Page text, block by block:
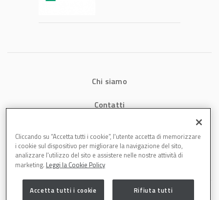
Chi siamo
Contatti
Cookies
Cliccando su “Accetta tutti i cookie”, l'utente accetta di memorizzare
i cookie sul dispositivo per migliorare la navigazione del sito,
analizzare l'utilizzo del sito e assistere nelle nostre attività di
marketing. Leggi la Cookie Policy
Accetta tutti i cookie Rifiuta tutti